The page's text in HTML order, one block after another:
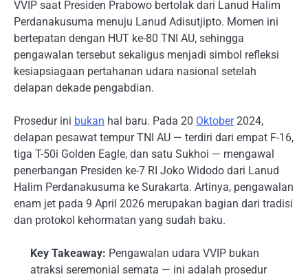
VVIP saat Presiden Prabowo bertolak dari Lanud Halim
Perdanakusuma menuju Lanud Adisutjipto. Momen ini
bertepatan dengan HUT ke-80 TNI AU, sehingga
pengawalan tersebut sekaligus menjadi simbol refleksi
kesiapsiagaan pertahanan udara nasional setelah
delapan dekade pengabdian.
Prosedur ini bukan hal baru. Pada 20 Oktober2024,
delapan pesawat tempur TNI AU — terdiri dari empat F-16,
tiga T-50i Golden Eagle, dan satu Sukhoi — mengawal
penerbangan Presiden ke-7 RI Joko Widodo dari Lanud
Halim Perdanakusuma ke Surakarta. Artinya, pengawalan
enam jet pada 9 April 2026 merupakan bagian dari tradisi
dan protokol kehormatan yang sudah baku.
Key Takeaway: Pengawalan udara VVIP bukan
atraksi seremonial semata — ini adalah prosedur